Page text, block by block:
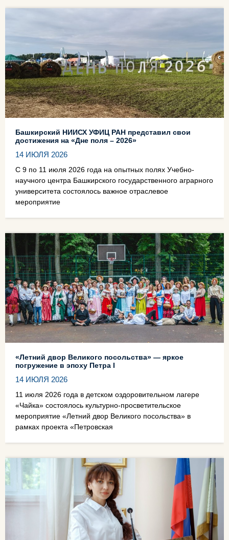
Башкирский НИИСХ УФИЦ РАН представил свои
достижения на «Дне поля – 2026»
14 ИЮЛЯ 2026
С 9 по 11 июля 2026 года на опытных полях Учебно-
научного центра Башкирского государственного аграрного
университета состоялось важное отраслевое
мероприятие
«Летний двор Великого посольства» — яркое
погружение в эпоху Петра I
14 ИЮЛЯ 2026
11 июля 2026 года в детском оздоровительном лагере
«Чайка» состоялось культурно‑просветительское
мероприятие «Летний двор Великого посольства» в
рамках проекта «Петровская